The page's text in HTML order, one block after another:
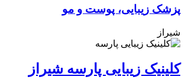
پزشک زیبایی، پوست و مو
شیراز
کلینیک زیبایی پارسه شیراز